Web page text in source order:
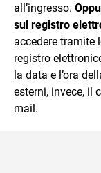
all’ingresso.
sul registro
accedere tramite
registro
la data e l’ora
esterni, invece, il
mail.